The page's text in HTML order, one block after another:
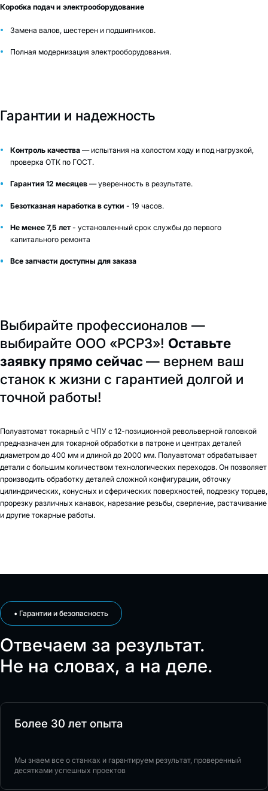
Коробка подач и электрооборудование
Замена валов, шестерен и подшипников.
Полная модернизация электрооборудования.
Гарантии и надежность
Контроль качества— испытания на холостом ходу и под нагрузкой,
проверка ОТК по ГОСТ.
Гарантия 12 месяцев— уверенность в результате.
Безотказная наработка в сутки - 19 часов.
Не менее 7,5 лет- установленный срок службы до первого
капитального ремонта
Все запчасти доступны для заказа
Выбирайте профессионалов —
выбирайте ООО «РСРЗ»! Оставьте
заявку прямо сейчас— вернем ваш
станок к жизни с гарантией долгой и
точной работы!
Полуавтомат токарный с ЧПУ с 12-позиционной револьверной головкой
предназначен для токарной обработки в патроне и центрах деталей
диаметром до 400 мм и длиной до 2000 мм. Полуавтомат обрабатывает
детали с большим количеством технологических переходов. Он позволяет
производить обработку деталей сложной конфигурации, обточку
цилиндрических, конусных и сферических поверхностей, подрезку торцев,
прорезку различных канавок, нарезание резьбы, сверление, растачивание
и другие токарные работы.
• Гарантии и безопасность
Отвечаем за результат.
Не на словах, а на деле.
Более 30 лет опыта
Мы знаем все о станках и гарантируем результат, проверенный
десятками успешных проектов